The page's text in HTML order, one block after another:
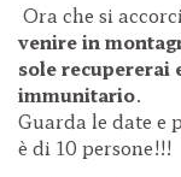
Ora che si
venire in
solerecupererai
immunitario.
Guarda le date e
è di 10 persone!!!